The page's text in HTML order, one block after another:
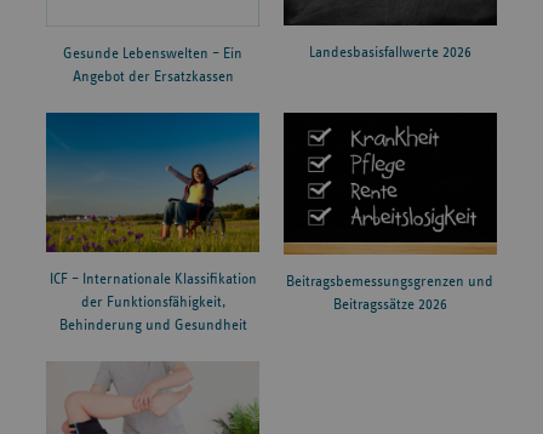
Gesunde Lebenswelten – Ein
Angebot der Ersatzkassen
Landesbasisfallwerte 2026
ICF – Internationale Klassifikation
der Funktionsfähigkeit,
Behinderung und Gesundheit
Beitragsbemessungsgrenzen und
Beitragssätze 2026